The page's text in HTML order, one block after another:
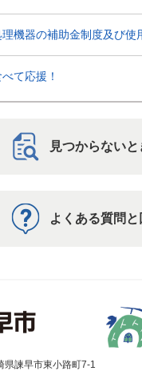
機器の補助金制度及び使
て応援！
見つからないと
よくある質問と
諫早市東小路町7-1